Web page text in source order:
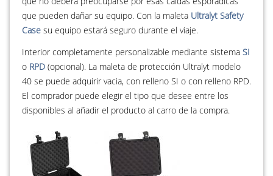
que pueden dañar su equipo. Con la maleta Ultralyt Safety
Case su equipo estará seguro durante el viaje.
Interior completamente personalizable mediante sistema SI
o RPD (opcional). La maleta de protección Ultralyt modelo
40 se puede adquirir vacia, con relleno SI o con relleno RPD.
El comprador puede elegir el tipo que desee entre los
disponibles al añadir el producto al carro de la compra.